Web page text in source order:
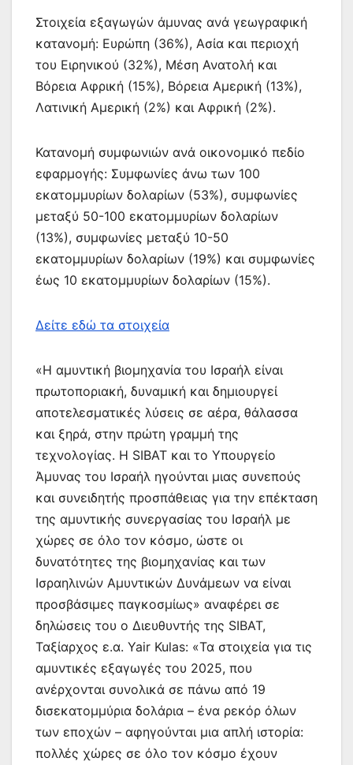
Στοιχεία εξαγωγών άμυνας ανά γεωγραφική
κατανομή: Ευρώπη (36%), Ασία και περιοχή
του Ειρηνικού (32%), Μέση Ανατολή και
Βόρεια Αφρική (15%), Βόρεια Αμερική (13%),
Λατινική Αμερική (2%) και Αφρική (2%).
Κατανομή συμφωνιών ανά οικονομικό πεδίο
εφαρμογής: Συμφωνίες άνω των 100
εκατομμυρίων δολαρίων (53%), συμφωνίες
μεταξύ 50-100 εκατομμυρίων δολαρίων
(13%), συμφωνίες μεταξύ 10-50
εκατομμυρίων δολαρίων (19%) και συμφωνίες
έως 10 εκατομμυρίων δολαρίων (15%).
Δείτε εδώ τα στοιχεία
«Η αμυντική βιομηχανία του Ισραήλ είναι
πρωτοποριακή, δυναμική και δημιουργεί
αποτελεσματικές λύσεις σε αέρα, θάλασσα
και ξηρά, στην πρώτη γραμμή της
τεχνολογίας. Η SIBAT και το Υπουργείο
Άμυνας του Ισραήλ ηγούνται μιας συνεπούς
και συνειδητής προσπάθειας για την επέκταση
της αμυντικής συνεργασίας του Ισραήλ με
χώρες σε όλο τον κόσμο, ώστε οι
δυνατότητες της βιομηχανίας και των
Ισραηλινών Αμυντικών Δυνάμεων να είναι
προσβάσιμες παγκοσμίως» αναφέρει σε
δηλώσεις του ο Διευθυντής της SIBAT,
Ταξίαρχος ε.α. Yair Kulas: «Τα στοιχεία για τις
αμυντικές εξαγωγές του 2025, που
ανέρχονται συνολικά σε πάνω από 19
δισεκατομμύρια δολάρια – ένα ρεκόρ όλων
των εποχών – αφηγούνται μια απλή ιστορία:
πολλές χώρες σε όλο τον κόσμο έχουν